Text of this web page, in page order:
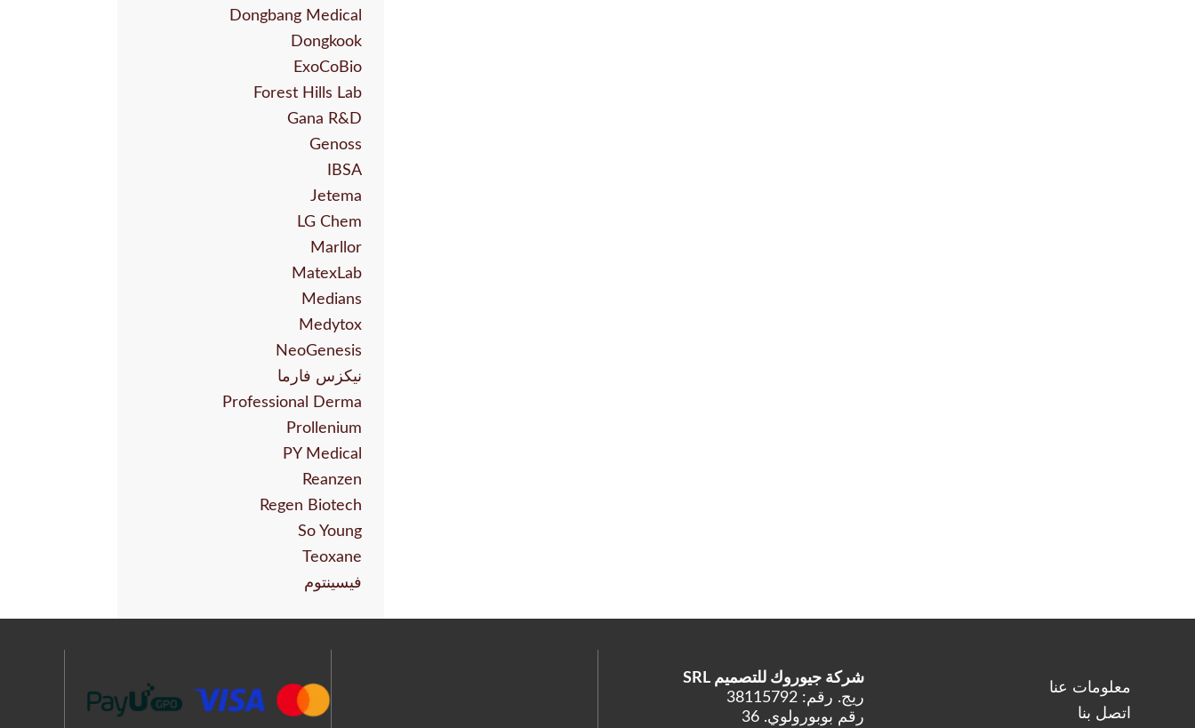
Dongbang Medical
Dongkook
ExoCoBio
Forest Hills Lab
Gana R&D
Genoss
IBSA
Jetema
LG Chem
Marllor
MatexLab
Medians
Medytox
NeoGenesis
نيكزس فارما
Professional Derma
Prollenium
PY Medical
Reanzen
Regen Biotech
So Young
Teoxane
فيسينتوم
معلومات عنا
اتصل بنا
شركة جيوروك للتصميم SRL
ريج. رقم: 38115792
رقم بوبورولوي. 36